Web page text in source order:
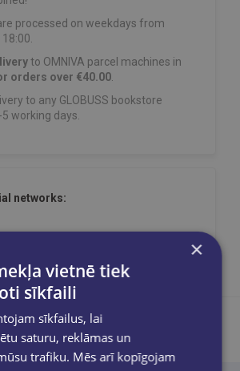
processed on weekdays from
to OMNIVA parcel machines in
orders over €40.00
to any GLOBUSS bookstore
working days.
networks:
×
vietnē tiek
sīkfaili
sīkfailus, lai
saturu, reklāmas un
trafiku. Mēs arī kopīgojam